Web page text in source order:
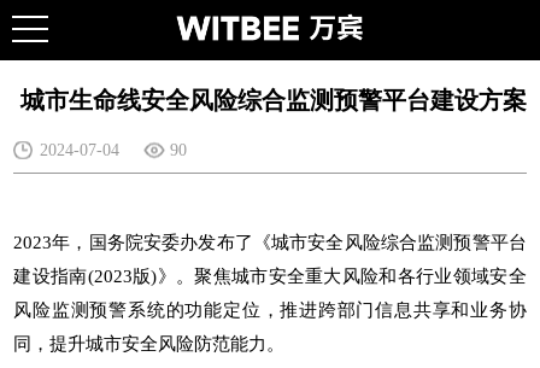
​ 城市生命线安全风险综合监测预警平台建设方案
2024-07-04 90
2023年，国务院安委办发布了《城市安全风险综合监测预警平台
建设指南(2023版)》。聚焦城市安全重大风险和各行业领域安全
风险监测预警系统的功能定位，推进跨部门信息共享和业务协
同，提升城市安全风险防范能力。